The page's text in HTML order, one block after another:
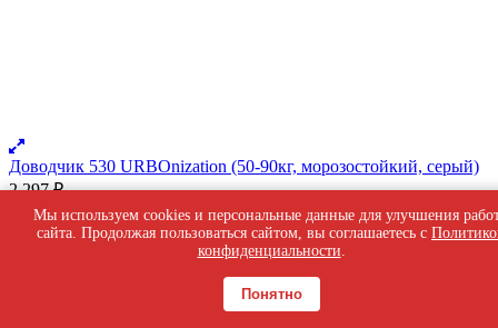
Доводчик 530 URBOnization (50-90кг, морозостойкий, серый)
2 297₽
В корзину
В наличии
Мы используем cookies и персональные данные для улучшения
сайта. Продолжая пользоваться сайтом, вы соглашаетесь с
конфиденциальности.
Понятно